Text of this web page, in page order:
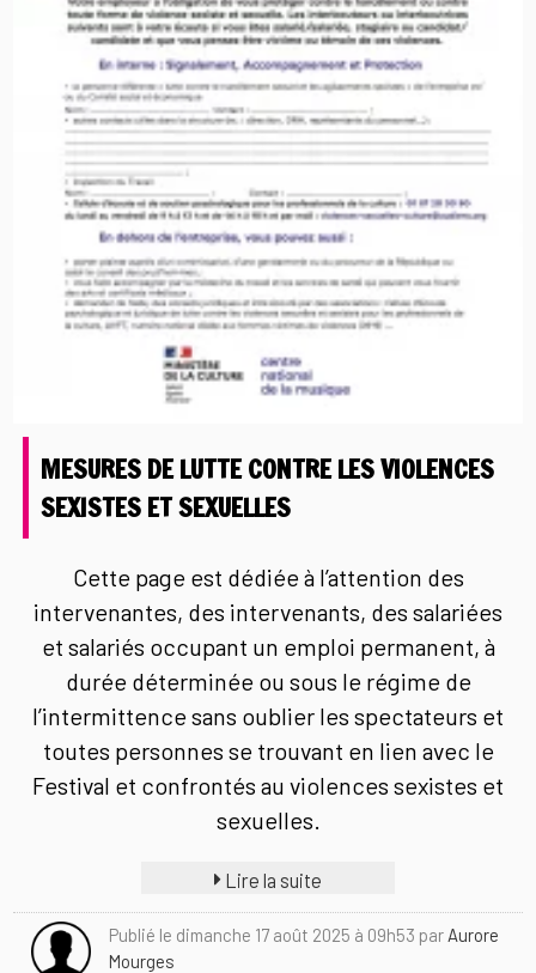
MESURES DE LUTTE CONTRE LES VIOLENCES
SEXISTES ET SEXUELLES
Cette page est dédiée à l’attention des
intervenantes, des intervenants, des salariées
et salariés occupant un emploi permanent, à
durée déterminée ou sous le régime de
l’intermittence sans oublier les spectateurs et
toutes personnes se trouvant en lien avec le
Festival et confrontés au violences sexistes et
sexuelles.
Lire la suite
Publié le dimanche 17 août 2025 à 09h53 par Aurore
Mourges